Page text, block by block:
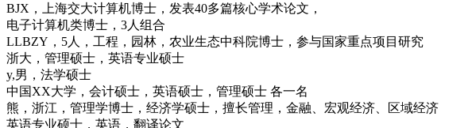
BJX，上海交大计算机博士，发表40多篇核心学术论文，
电子计算机类博士，3人组合
LLBZY，5人，工程，园林，农业生态中科院博士，参与国家重点项目研究
浙大，管理硕士，英语专业硕士
y,男，法学硕士
中国XX大学，会计硕士，英语硕士，管理硕士 各一名
熊，浙江，管理学博士，经济学硕士，擅长管理，金融、宏观经济、区域经济
英语专业硕士，英语，翻译论文